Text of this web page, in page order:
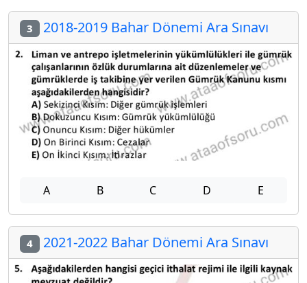
3 2018-2019 Bahar Dönemi Ara Sınavı
A B C D E
4 2021-2022 Bahar Dönemi Ara Sınavı